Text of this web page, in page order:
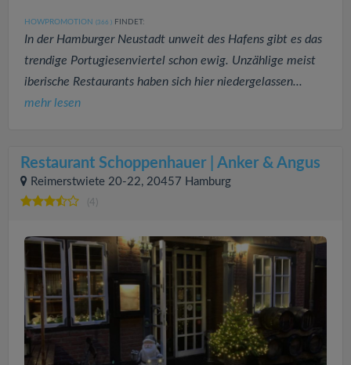
HOWPROMOTION (366 ) FINDET:
In der Hamburger Neustadt unweit des Hafens gibt es das
trendige Portugiesenviertel schon ewig. Unzählige meist
iberische Restaurants haben sich hier niedergelassen...
mehr lesen
Restaurant Schoppenhauer | Anker & Angus
Reimerstwiete 20-22, 20457 Hamburg
(4)